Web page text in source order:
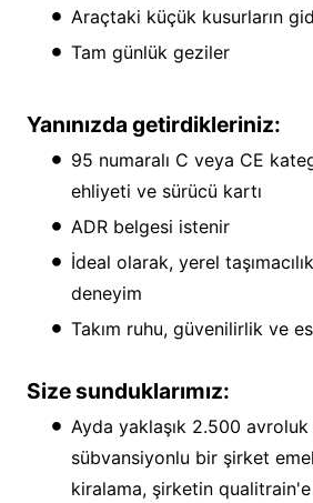
Araçtaki küçük kusurların
Tam günlük geziler
Yanınızda getirdikleriniz:
95 numaralı C veya CE
ehliyeti ve sürücü kartı
ADR belgesi istenir
İdeal olarak, yerel
deneyim
Takım ruhu, güvenilirlik ve
Size sunduklarımız:
Ayda yaklaşık 2.500
sübvansiyonlu bir şirket
kiralama, şirketin